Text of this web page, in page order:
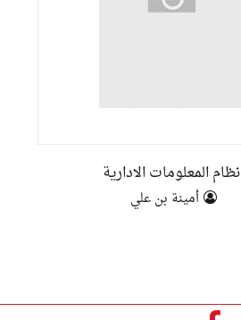
نظام المعلومات الادارية
أمينة بن علي